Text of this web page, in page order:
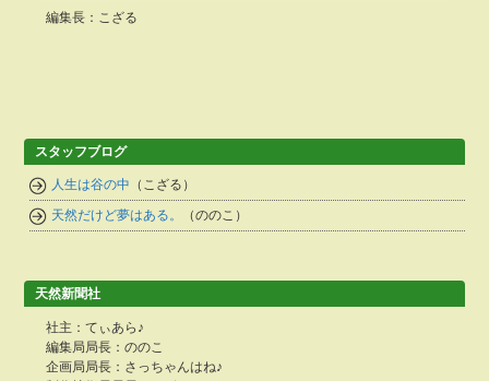
編集長：こざる
スタッフブログ
人生は谷の中 （こざる）
天然だけど夢はある。
（ののこ）
天然新聞社
社主：てぃあら♪
編集局局長：ののこ
企画局局長：さっちゃんはね♪